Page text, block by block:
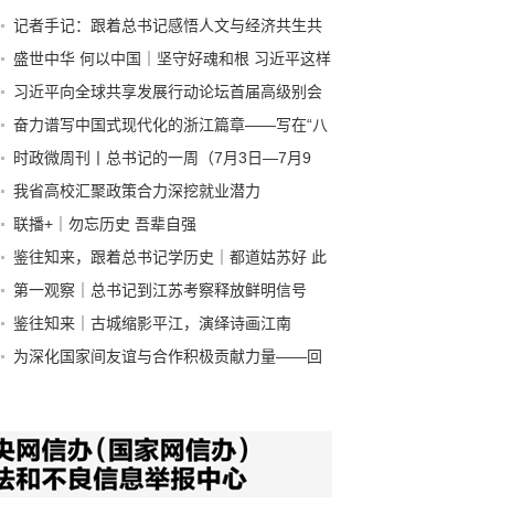
记者手记：跟着总书记感悟人文与经济共生共
荣的发展之道
盛世中华 何以中国｜坚守好魂和根 习近平这样
阐述传承发展中华优秀传统文化
习近平向全球共享发展行动论坛首届高级别会
议致贺信
奋力谱写中国式现代化的浙江篇章——写在“八
八战略”实施20年之际
时政微周刊丨总书记的一周（7月3日—7月9
日）
我省高校汇聚政策合力深挖就业潜力
联播+｜勿忘历史 吾辈自强
鉴往知来，跟着总书记学历史｜都道姑苏好 此
地最江南
第一观察｜总书记到江苏考察释放鲜明信号
鉴往知来｜古城缩影平江，演绎诗画江南
为深化国家间友谊与合作积极贡献力量——回